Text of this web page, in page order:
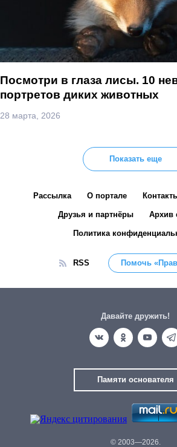
Посмотри в глаза лисы. 10
портретов диких животных
28 марта, 2026
Показать еще
Рассылка О портале
Друзья и партнёры Архив
Политика
RSS Помочь
Давайте дружить!
Памяти основателя
© 2003—2026.